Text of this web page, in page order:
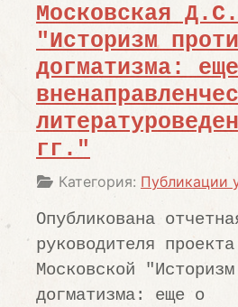
Московская Д.С.
"Историзм
догматизма:
гг."
Информация о материале
Категория: Публикации
Опубликована
руководителя
Московской
догматизма: еще о